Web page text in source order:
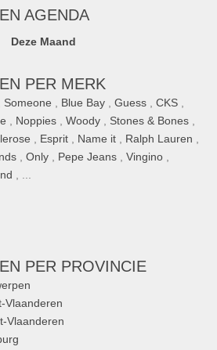
AGENDA
Deze Maand
PER MERK
Someone Blue Bay Guess CKS
Noppies Woody Stones & Bones
Esprit Name it Ralph Lauren
Only Pepe Jeans Vingino
PER PROVINCIE
Vlaanderen
Vlaanderen